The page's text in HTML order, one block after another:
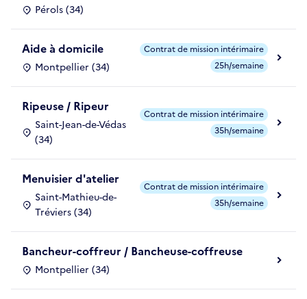
Pérols (34)
Aide à domicile
Montpellier (34)
Contrat de mission intérimaire
25h/semaine
Ripeuse / Ripeur
Saint-Jean-de-Védas
(34)
Contrat de mission intérimaire
35h/semaine
Menuisier d'atelier
Saint-Mathieu-de-
Tréviers (34)
Contrat de mission intérimaire
35h/semaine
Bancheur-coffreur / Bancheuse-coffreuse
Montpellier (34)